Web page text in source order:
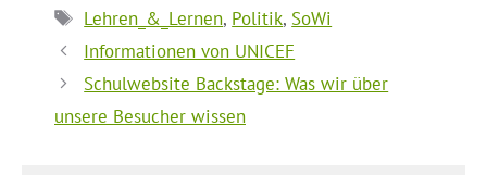
Schlagwörter
Lehren_&_Lernen, Politik, SoWi
Informationen von UNICEF
Schulwebsite Backstage: Was wir über
unsere Besucher wissen